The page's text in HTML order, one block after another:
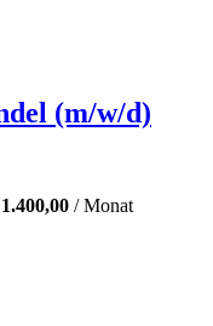
(m/w/d)
/ Monat